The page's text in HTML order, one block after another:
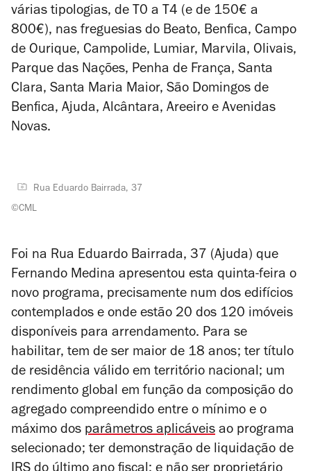
várias tipologias, de T0 a T4 (e de 150€ a
800€), nas freguesias do Beato, Benfica, Campo
de Ourique, Campolide, Lumiar, Marvila, Olivais,
Parque das Nações, Penha de França, Santa
Clara, Santa Maria Maior, São Domingos de
Benfica, Ajuda, Alcântara, Areeiro e Avenidas
Novas.
Rua Eduardo Bairrada, 37
©CML
Foi na Rua Eduardo Bairrada, 37 (Ajuda) que
Fernando Medina apresentou esta quinta-feira o
novo programa, precisamente num dos edifícios
contemplados e onde estão 20 dos 120 imóveis
disponíveis para arrendamento. Para se
habilitar, tem de ser maior de 18 anos; ter título
de residência válido em território nacional; um
rendimento global em função da composição do
agregado compreendido entre o mínimo e o
máximo dos parâmetros aplicáveis ao programa
selecionado; ter demonstração de liquidação de